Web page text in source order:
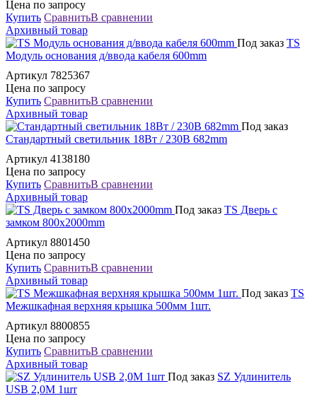
Цена по запросу
Купить СравнитьВ сравнении
Архивный товар
Под заказ TS
Модуль основания д/ввода кабеля 600mm
Артикул 7825367
Цена по запросу
Купить СравнитьВ сравнении
Архивный товар
Под заказ
Стандартный светильник 18Вт / 230В 682mm
Артикул 4138180
Цена по запросу
Купить СравнитьВ сравнении
Архивный товар
Под заказ TS Дверь с
замком 800x2000mm
Артикул 8801450
Цена по запросу
Купить СравнитьВ сравнении
Архивный товар
Под заказ TS
Межшкафная верхняя крышка 500мм 1шт.
Артикул 8800855
Цена по запросу
Купить СравнитьВ сравнении
Архивный товар
Под заказ SZ Удлинитель
USB 2,0M 1шт